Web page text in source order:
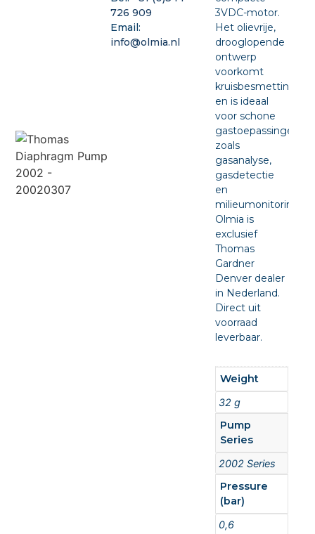
726 909
Email:
info@olmia.nl
3VDC-motor.
Het olievrije,
drooglopende
ontwerp
voorkomt
kruisbesmetting
en is ideaal
voor schone
gastoepassingen
zoals
gasanalyse,
gasdetectie
en
milieumonitoring.
Olmia is
exclusief
Thomas
Gardner
Denver dealer
in Nederland.
Direct uit
voorraad
leverbaar.
Weight
32 g
Pump
Series
2002 Series
Pressure
(bar)
0,6